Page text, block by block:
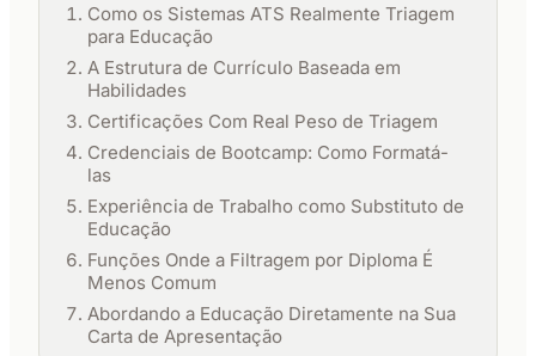
Como os Sistemas ATS Realmente Triagem
para Educação
A Estrutura de Currículo Baseada em
Habilidades
Certificações Com Real Peso de Triagem
Credenciais de Bootcamp: Como Formatá-
las
Experiência de Trabalho como Substituto de
Educação
Funções Onde a Filtragem por Diploma É
Menos Comum
Abordando a Educação Diretamente na Sua
Carta de Apresentação